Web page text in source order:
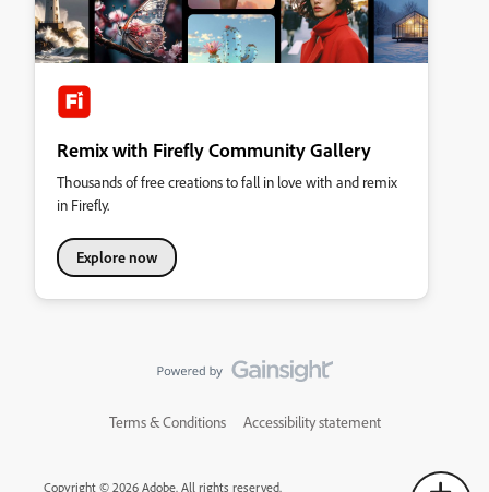
Remix with Firefly Community Gallery
Thousands of free creations to fall in love with and remix
in Firefly.
Explore now
Terms & Conditions Accessibility statement
Copyright © 2026 Adobe. All rights reserved.